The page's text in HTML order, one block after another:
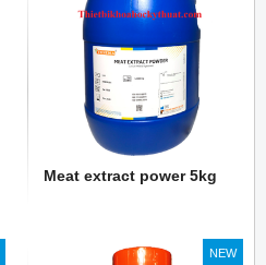
Meat extract power 5kg
NEW